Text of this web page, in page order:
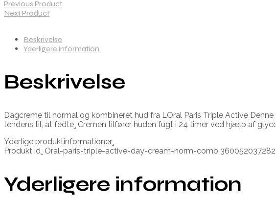
Previous Product
Next Product
Beskrivelse
Yderligere information
Beskrivelse
Dagcreme til normal og kombineret hud fra LOral Paris Triple Active
tendens til, at fedte¸ Cremen tilfører huden fugt i 24 timer ved hjælp af
Yderlige produktinformationer¸
Produkt id¸ Oral-paris-triple-active-day-cream-norm-comb
Yderligere information